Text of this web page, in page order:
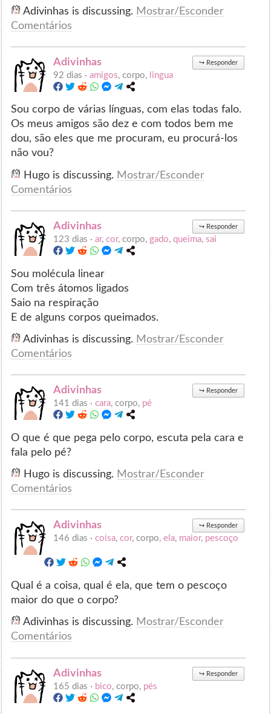
Adivinhas is discussing. Mostrar/Esconder
Comentários
Adivinhas ↪ Responder
92 dias ·amigos, corpo, lingua
Sou corpo de várias línguas, com elas todas falo.
Os meus amigos são dez e com todos bem me
dou, são eles que me procuram, eu procurá-los
não vou?
Hugo is discussing. Mostrar/Esconder
Comentários
Adivinhas ↪ Responder
123 dias ·ar,cor, corpo, gado,queima,sai
Sou molécula linear
Com três átomos ligados
Saio na respiração
E de alguns corpos queimados.
Adivinhas is discussing. Mostrar/Esconder
Comentários
Adivinhas ↪ Responder
141 dias ·cara, corpo, pé
O que é que pega pelo corpo, escuta pela cara e
fala pelo pé?
Hugo is discussing. Mostrar/Esconder
Comentários
Adivinhas ↪ Responder
146 dias ·coisa,cor, corpo,ela, maior, pescoço
Qual é a coisa, qual é ela, que tem o pescoço
maior do que o corpo?
Adivinhas is discussing. Mostrar/Esconder
Comentários
Adivinhas ↪ Responder
165 dias · bico, corpo, pés